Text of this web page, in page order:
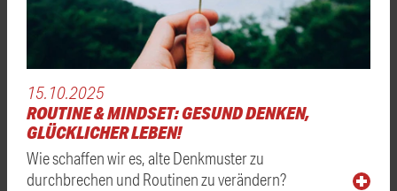
15.10.2025
ROUTINE & MINDSET: GESUND DENKEN,
GLÜCKLICHER LEBEN!
Wie schaffen wir es, alte Denkmuster zu
durchbrechen und Routinen zu verändern?